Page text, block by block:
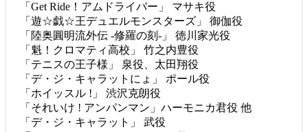
「Get Ride！アムドライバー」 マサキ役
「遊☆戯☆王デュエルモンスターズ」 御伽役
「陸奥圓明流外伝 -修羅の刻-」 徳川家光役
「魁！クロマティ高校」 竹之内豊役
「テニスの王子様」 泉役、太田翔役
「デ・ジ・キャラットにょ」 ポール役
「ホイッスル !」 渋沢克朗役
「それいけ ! アンパンマン」ハーモニカ君役 他
「デ・ジ・キャラット」 武役